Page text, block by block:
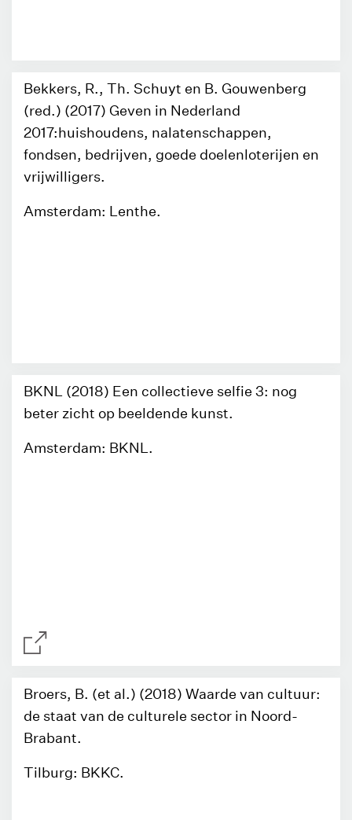
Bekkers, R., Th. Schuyt en B. Gouwenberg
(red.) (2017) Geven in Nederland
2017:huishoudens, nalatenschappen,
fondsen, bedrijven, goede doelenloterijen en
vrijwilligers.
Amsterdam: Lenthe.
BKNL (2018) Een collectieve selfie 3: nog
beter zicht op beeldende kunst.
Amsterdam: BKNL.
Broers, B. (et al.) (2018) Waarde van cultuur:
de staat van de culturele sector in Noord-
Brabant.
Tilburg: BKKC.